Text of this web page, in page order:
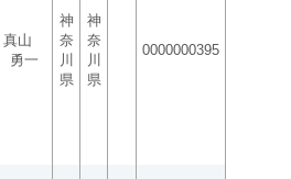
真山
勇一
神
奈
川
県
神
奈
川
県
0000000395